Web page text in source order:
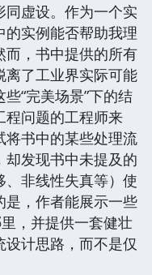
虚设。作为一个实
实例能否帮助我理
而，书中提供的所有
离了工业界实际可能
“完美场景”下的结
程问题的工程师来
将书中的某些处理流
发现书中未提及的
非线性失真等）使
是，作者能展示一些
，并提供一套健壮
计思路，而不是仅